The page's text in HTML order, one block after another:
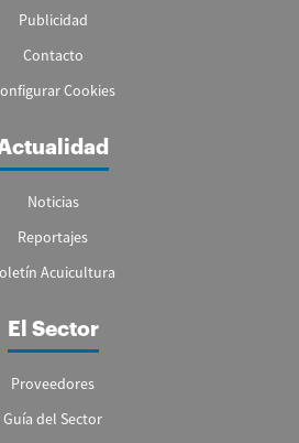
Publicidad
Contacto
Cookies
Noticias
Reportajes
Acuicultura
El Sector
Proveedores
Guía del Sector